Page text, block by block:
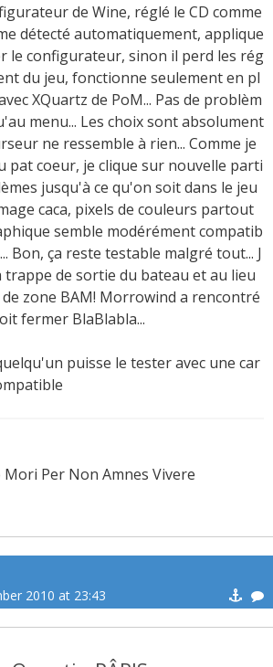
de Wine, réglé le CD comme
détecté automatiquement, applique
le configurateur, sinon il perd les rég
du jeu, fonctionne seulement en pl
XQuartz de PoM... Pas de problèm
menu... Les choix sont absolument
ne ressemble à rien... Comme je
pat coeur, je clique sur nouvelle parti
jusqu'à ce qu'on soit dans le jeu
caca, pixels de couleurs partout
semble modérément compatib
Bon, ça reste testable malgré tout... J
trappe de sortie du bateau et au lieu
zone BAM! Morrowind a rencontré
fermer BlaBlabla...
puisse le tester avec une car
Per Non Amnes Vivere
meurs!
2010 at 23:43